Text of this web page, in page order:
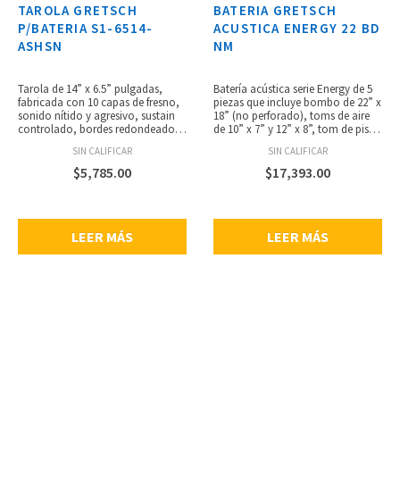
TAROLA GRETSCH
P/BATERIA S1-6514-
ASHSN
Tarola de 14” x 6.5” pulgadas,
fabricada con 10 capas de fresno,
sonido nítido y agresivo, sustain
controlado, bordes redondeados
mm, entorchado de 20 hilos.
SIN CALIFICAR
$5,785.00
LEER MÁS
BATERIA GRETSCH
ACUSTICA ENERGY 22 BD
NM
Batería acústica serie Energy de 5
piezas que incluye bombo de 22” x
18” (no perforado), toms de aire
de 10” x 7” y 12” x 8”, tom de piso
vasos de 7 capas de álamo,
bordes afilados de 30º, incluye 2
abrazaderas para toms de aire y
contratiempos, soporte recto para
platillo, soporte con boom para
SIN CALIFICAR
$17,393.00
LEER MÁS